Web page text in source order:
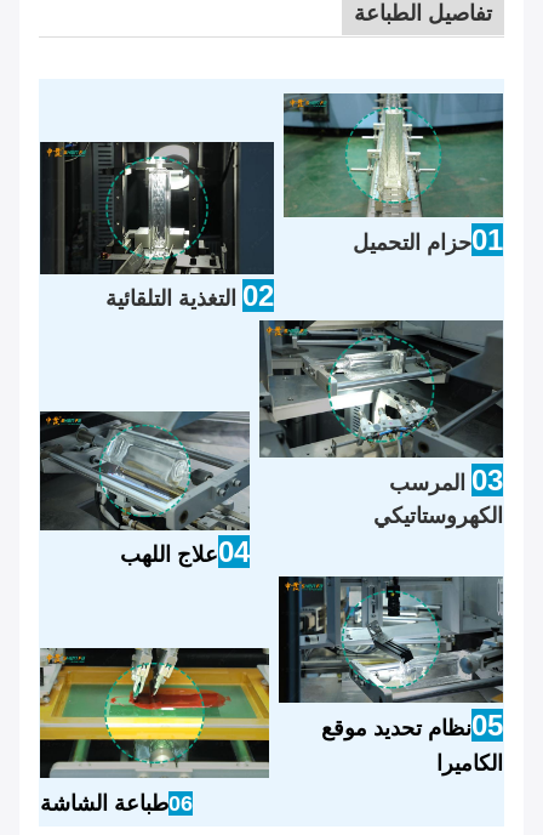
تفاصيل الطباعة
01حزام التحميل
02 التغذية التلقائية
03 المرسب
الكهروستاتيكي
04علاج اللهب
05نظام تحديد موقع
الكاميرا
06طباعة الشاشة